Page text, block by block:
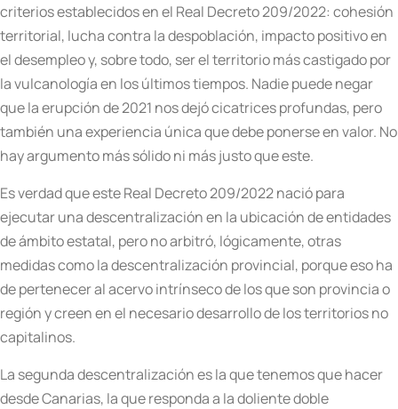
criterios establecidos en el Real Decreto 209/2022: cohesión
territorial, lucha contra la despoblación, impacto positivo en
el desempleo y, sobre todo, ser el territorio más castigado por
la vulcanología en los últimos tiempos. Nadie puede negar
que la erupción de 2021 nos dejó cicatrices profundas, pero
también una experiencia única que debe ponerse en valor. No
hay argumento más sólido ni más justo que este.
Es verdad que este Real Decreto 209/2022 nació para
ejecutar una descentralización en la ubicación de entidades
de ámbito estatal, pero no arbitró, lógicamente, otras
medidas como la descentralización provincial, porque eso ha
de pertenecer al acervo intrínseco de los que son provincia o
región y creen en el necesario desarrollo de los territorios no
capitalinos.
La segunda descentralización es la que tenemos que hacer
desde Canarias, la que responda a la doliente doble